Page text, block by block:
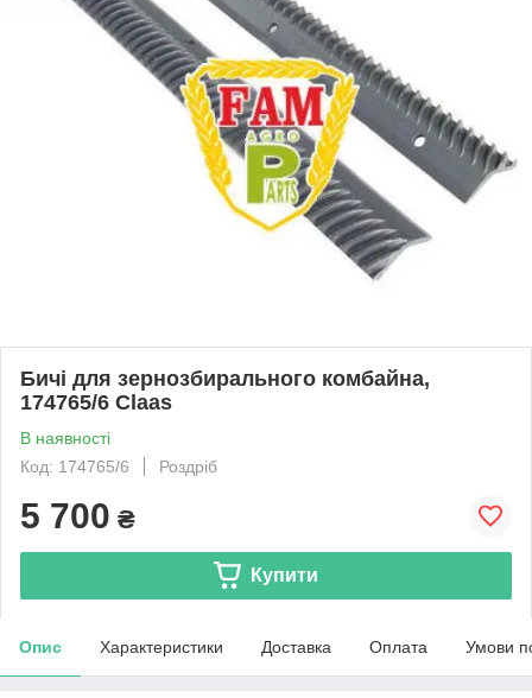
Бичі для зернозбирального комбайна,
174765/6 Claas
В наявності
Код: 174765/6
Роздріб
5 700 ₴
Купити
Опис Характеристики Доставка Оплата Умови